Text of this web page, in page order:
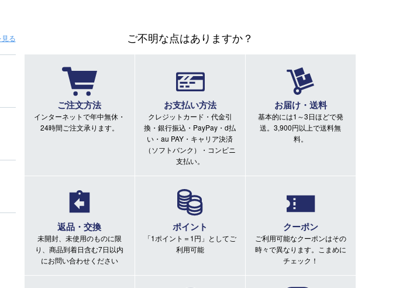
る ご不明な点はありますか？
ご注文方法
インターネットで年中無休・
24時間ご注文承ります。
お支払い方法
クレジットカード・代金引
換・銀行振込・PayPay・d払
い・au PAY・キャリア決済
（ソフトバンク）・コンビニ
支払い。
お届け・送料
基本的には1～3日ほどで発
送。3,900円以上で送料無
料。
返品・交換
未開封、未使用のものに限
り、商品到着日含む7日以内
にお問い合わせください
ポイント
「1ポイント＝1円」としてご
利用可能
クーポン
ご利用可能なクーポンはその
時々で異なります。こまめに
チェック！